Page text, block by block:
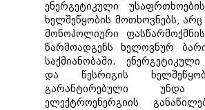
ენერგეტიკული
ხელშეწყობის მოთხოვნებს,
მონოპოლიური
წარმოადგენს ხელოვნურ
საქმიანობაში.
და წესრიგის
გარანტირებული
ელექტროენერგიის